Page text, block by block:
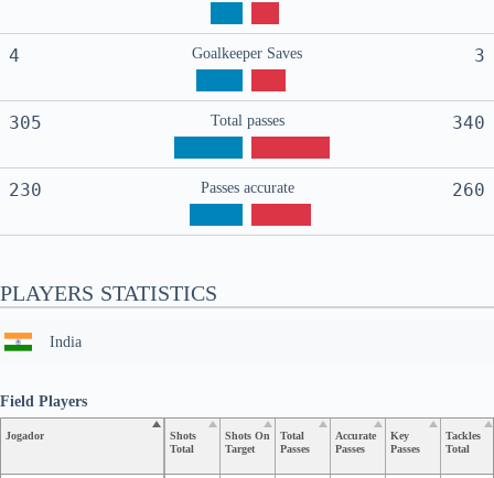
4 Goalkeeper Saves 3
305 Total passes 340
230 Passes accurate 260
PLAYERS STATISTICS
India
Jogador
Shots
Total
Shots On
Target
Total
Passes
Accurate
Passes
Key
Passes
Tackles
Total
Field Players